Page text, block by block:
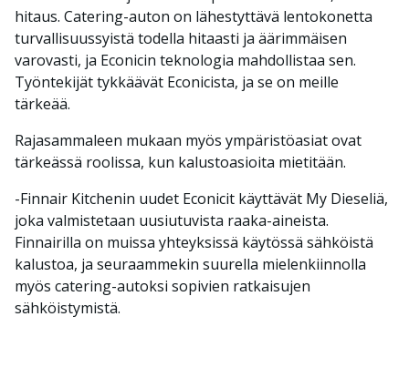
hitaus. Catering-auton on lähestyttävä lentokonetta
turvallisuussyistä todella hitaasti ja äärimmäisen
varovasti, ja Econicin teknologia mahdollistaa sen.
Työntekijät tykkäävät Econicista, ja se on meille
tärkeää.
Rajasammaleen mukaan myös ympäristöasiat ovat
tärkeässä roolissa, kun kalustoasioita mietitään.
-Finnair Kitchenin uudet Econicit käyttävät My Dieseliä,
joka valmistetaan uusiutuvista raaka-aineista.
Finnairilla on muissa yhteyksissä käytössä sähköistä
kalustoa, ja seuraammekin suurella mielenkiinnolla
myös catering-autoksi sopivien ratkaisujen
sähköistymistä.